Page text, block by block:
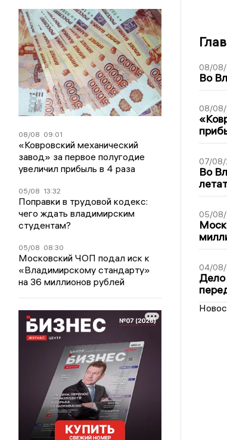
08/08 09:01
«Ковровский механический
завод» за первое полугодие
увеличил прибыль в 4 раза
05/08 13:32
Поправки в трудовой кодекс:
чего ждать владимирским
студентам?
05/08 08:30
Московский ЧОП подал иск к
«Владимирскому стандарту»
на 36 миллионов рублей
08/
Во
08/08/
07/08/
Во
05/
04/